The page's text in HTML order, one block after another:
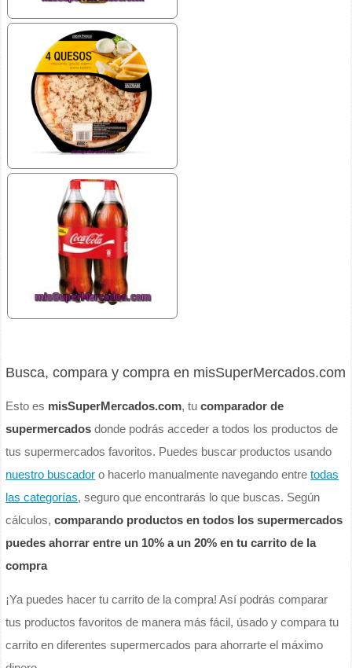
Busca, compara y compra en misSuperMercados.com
Esto es misSuperMercados.com, tucomparador de
supermercados donde podrás acceder a todos los productos de
tus supermercados favoritos. Puedes buscar productos usando
nuestro buscador o hacerlo manualmente navegando entretodas
las categorías, seguro que encontrarás lo que buscas. Según
cálculos,comparando productos en todos los supermercados
puedes ahorrar entre un 10% a un 20% en tu carrito de la
compra
¡Ya puedes hacer tu carrito de la compra! Así podrás comparar
tus productos favoritos de manera más fácil, úsado y compara tu
carrito en diferentes supermercados para ahorrarte el máximo